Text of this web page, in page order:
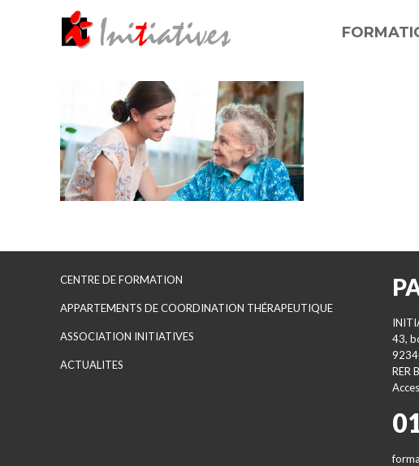
CENTRE DE FORMATION
APPARTEMENTS DE COORDINATION THÉRAPEUTIQUE
ASSOCIATION INITIATIVES
ACTUALITES
43,
RER